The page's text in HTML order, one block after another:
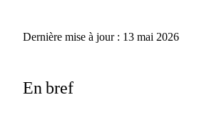
Dernière mise à jour : 13 mai 2026
En bref